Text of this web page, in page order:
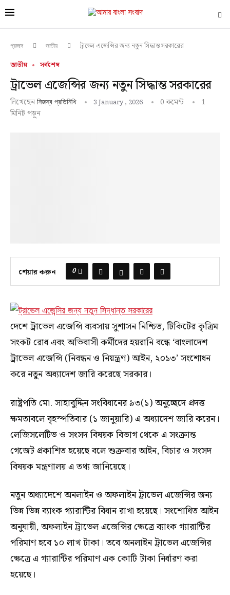
প্রচ্ছদ জাতীয় ট্রাভেল এজেন্সির জন্য নতুন সিদ্ধান্ত সরকারের
জাতীয় সর্বশেষ
ট্রাভেল এজেন্সির জন্য নতুন সিদ্ধান্ত সরকারের
লিখেছেন নিজস্ব প্রতিনিধি 3 January , 2026 0 কমেন্ট
1
মিনিট পড়ুন
শেয়ার করুন 0
দেশে ট্রাভেল এজেন্সি ব্যবসায় সুশাসন নিশ্চিত, টিকিটের কৃত্রিম
সংকট রোধ এবং অভিবাসী কর্মীদের হয়রানি বন্ধে ‘বাংলাদেশ
ট্রাভেল এজেন্সি (নিবন্ধন ও নিয়ন্ত্রণ) আইন, ২০১৩’ সংশোধন
করে নতুন অধ্যাদেশ জারি করেছে সরকার।
রাষ্ট্রপতি মো. সাহাবুদ্দিন সংবিধানের ৯৩(১) অনুচ্ছেদে প্রদত্ত
ক্ষমতাবলে বৃহস্পতিবার (১ জানুয়ারি) এ অধ্যাদেশ জারি করেন।
লেজিসলেটিভ ও সংসদ বিষয়ক বিভাগ থেকে এ সংক্রান্ত
গেজেট প্রকাশিত হয়েছে বলে শুক্রবার আইন, বিচার ও সংসদ
বিষয়ক মন্ত্রণালয় এ তথ্য জানিয়েছে।
নতুন অধ্যাদেশে অনলাইন ও অফলাইন ট্রাভেল এজেন্সির জন্য
ভিন্ন ভিন্ন ব্যাংক গ্যারান্টির বিধান রাখা হয়েছে। সংশোধিত আইন
অনুযায়ী, অফলাইন ট্রাভেল এজেন্সির ক্ষেত্রে ব্যাংক গ্যারান্টির
পরিমাণ হবে ১০ লাখ টাকা। তবে অনলাইন ট্রাভেল এজেন্সির
ক্ষেত্রে এ গ্যারান্টির পরিমাণ এক কোটি টাকা নির্ধারণ করা
হয়েছে।